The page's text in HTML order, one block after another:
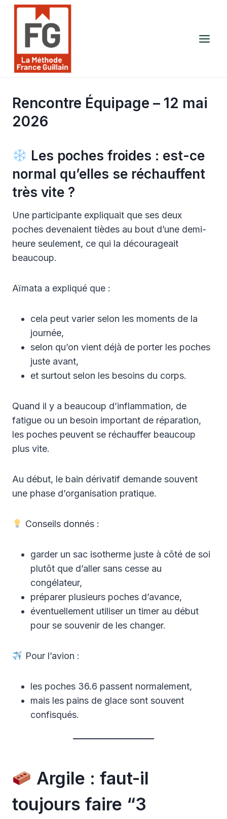
Aller
contenu
Rencontre Équipage – 12 mai
2026
Les poches froides : est-ce
normal qu’elles se réchauffent
très vite ?
Une participante expliquait que ses deux
poches devenaient tièdes au bout d’une demi-
heure seulement, ce qui la décourageait
beaucoup.
Aïmata a expliqué que :
cela peut varier selon les moments de la
journée,
selon qu’on vient déjà de porter les poches
juste avant,
et surtout selon les besoins du corps.
Quand il y a beaucoup d’inflammation, de
fatigue ou un besoin important de réparation,
les poches peuvent se réchauffer beaucoup
plus vite.
Au début, le bain dérivatif demande souvent
une phase d’organisation pratique.
Conseils donnés :
garder un sac isotherme juste à côté de soi
plutôt que d’aller sans cesse au
congélateur,
préparer plusieurs poches d’avance,
éventuellement utiliser un timer au début
pour se souvenir de les changer.
Pour l’avion :
les poches 36.6 passent normalement,
mais les pains de glace sont souvent
confisqués.
Argile : faut-il
toujours faire “3